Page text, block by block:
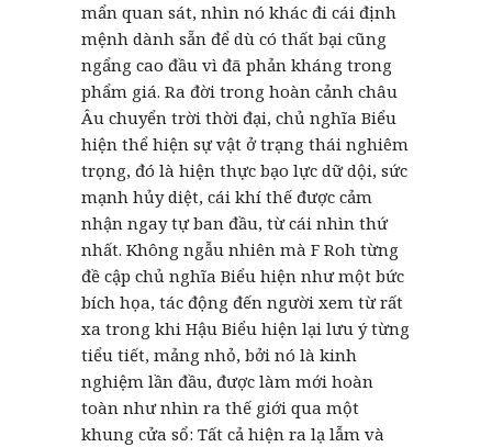
mẩn quan sát, nhìn nó khác đi cái định
mệnh dành sẵn để dù có thất bại cũng
ngẩng cao đầu vì đã phản kháng trong
phẩm giá. Ra đời trong hoàn cảnh châu
Âu chuyển trời thời đại, chủ nghĩa Biểu
hiện thể hiện sự vật ở trạng thái nghiêm
trọng, đó là hiện thực bạo lực dữ dội, sức
mạnh hủy diệt, cái khí thế được cảm
nhận ngay tự ban đầu, từ cái nhìn thứ
nhất. Không ngẫu nhiên mà F Roh từng
đề cập chủ nghĩa Biểu hiện như một bức
bích họa, tác động đến người xem từ rất
xa trong khi Hậu Biểu hiện lại lưu ý từng
tiểu tiết, mảng nhỏ, bởi nó là kinh
nghiệm lần đầu, được làm mới hoàn
toàn như nhìn ra thế giới qua một
khung cửa sổ: Tất cả hiện ra lạ lẫm và